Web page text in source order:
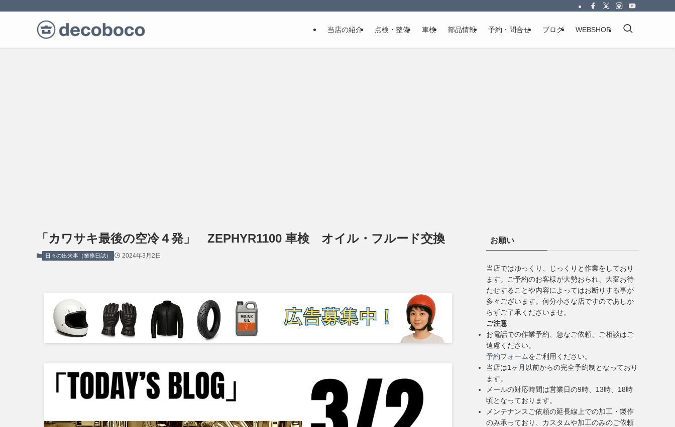
当店の紹介 点検・整備 車検 部品情報 予約・問合せ ブログ WEBSHOP
「カワサキ最後の空冷４発」 ZEPHYR1100 車検 オイル・フルード交換
日々の出来事（業務日誌） 2024年3月2日
お願い
当店ではゆっくり、じっくりと作業をしており
ます。ご予約のお客様が大勢おられ、大変お待
たせすることや内容によってはお断りする事が
多々ございます。何分小さな店ですのであしか
らずご了承くださいませ。
ご注意
お電話での作業予約、急なご依頼、ご相談はご
遠慮ください。
予約フォームをご利用ください。
当店は1ヶ月以前からの完全予約制となっており
ます。
メールの対応時間は営業日の9時、13時、18時
頃となっております。
メンテナンスご依頼の延長線上での加工・製作
のみ承っており、カスタムや加工のみのご依頼